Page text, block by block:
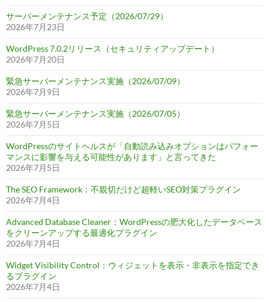
サーバーメンテナンス予定（2026/07/29）
2026年7月23日
WordPress 7.0.2リリース（セキュリティアップデート）
2026年7月20日
緊急サーバーメンテナンス実施（2026/07/09）
2026年7月9日
緊急サーバーメンテナンス実施（2026/07/05）
2026年7月5日
WordPressのサイトヘルスが「自動読み込みオプションはパフォー
マンスに影響を与える可能性があります」と言ってきた
2026年7月5日
The SEO Framework：不親切だけど超軽いSEO対策プラグイン
2026年7月4日
Advanced Database Cleaner：WordPressの肥大化したデータベース
をクリーンアップする最適化プラグイン
2026年7月4日
Widget Visibility Control：ウィジェットを表示・非表示を指定でき
るプラグイン
2026年7月4日